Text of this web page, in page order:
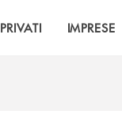
PRIVATI IMPRESE